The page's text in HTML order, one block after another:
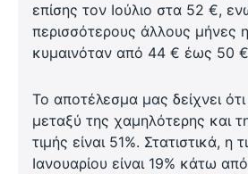
επίσης τον Ιούλιο στα 52 €,
περισσότερους άλλους μήνες
κυμαινόταν από 44 € έως 50
Το αποτέλεσμα μας δείχνει
μεταξύ της χαμηλότερης και
τιμής είναι 51%. Στατιστικά, η
Ιανουαρίου είναι 19% κάτω